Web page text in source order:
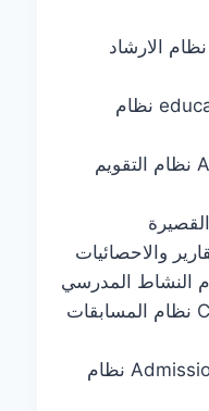
student guidance system نظام الارشاد
educational supervision system نظام
Academic calendar system نظام التقويم
Competitions and activities نظام المسابقات
Admission and registration system نظام